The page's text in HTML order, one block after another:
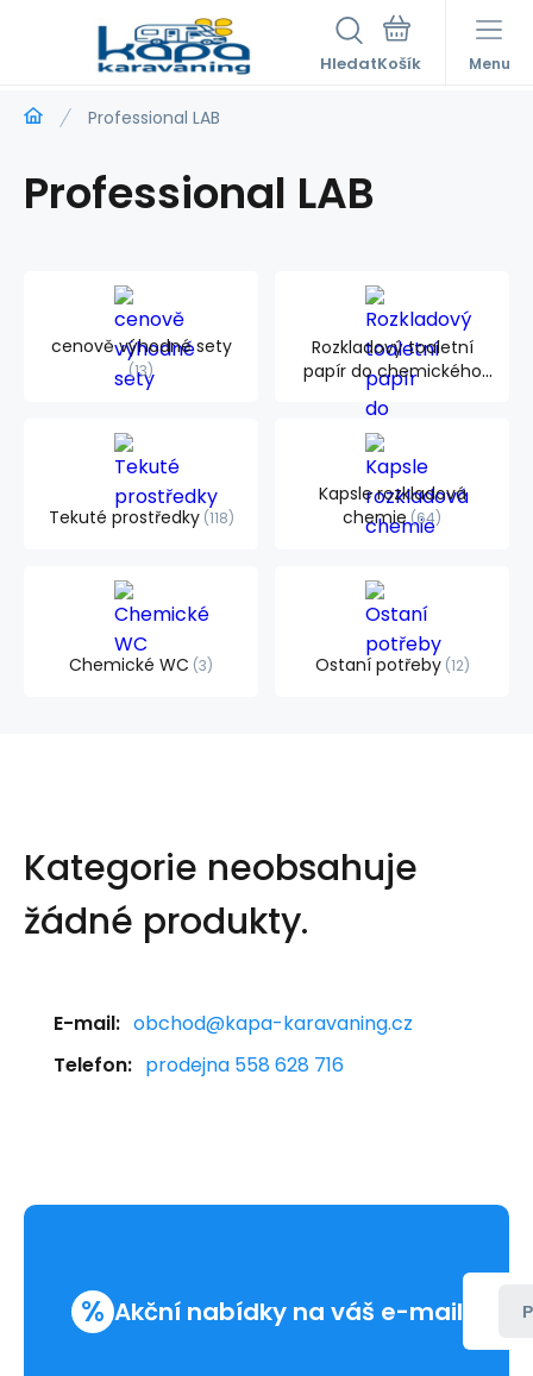
Hledat Menu
Professional LAB
Professional LAB
cenově výhodné sety
13
Rozkladový toaletní
papír do chemického
WC
Tekuté prostředky 118
Kapsle rozkladová
chemie 64
Chemické WC 3 Ostaní potřeby 12
Kategorie neobsahuje
žádné produkty.
E-mail: obchod@kapa-karavaning.cz
Telefon: prodejna 558 628 716
% Akční nabídky na váš e-mail